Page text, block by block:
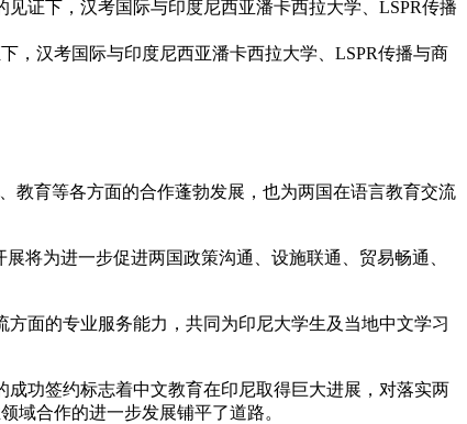
证下，汉考国际与印度尼西亚潘卡西拉大学、LSPR传播
，汉考国际与印度尼西亚潘卡西拉大学、LSPR传播与商
教育等各方面的合作蓬勃发展，也为两国在语言教育交流
将为进一步促进两国政策沟通、设施联通、贸易畅通、
面的专业服务能力，共同为印尼大学生及当地中文学习
功签约标志着中文教育在印尼取得巨大进展，对落实两
域合作的进一步发展铺平了道路。